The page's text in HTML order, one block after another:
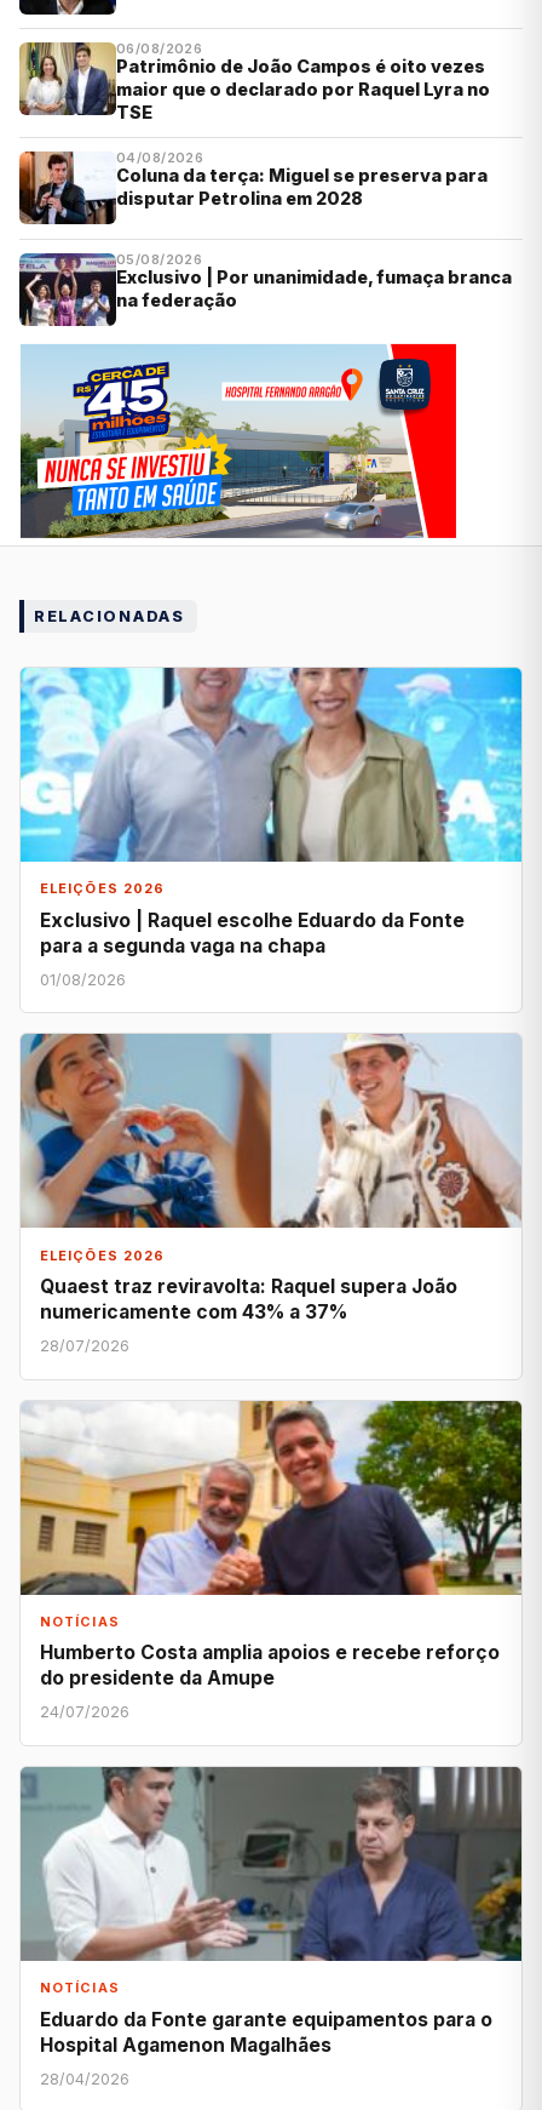
06/08/2026
Patrimônio de João Campos é oito vezes
maior que o declarado por Raquel Lyra no
TSE
04/08/2026
Coluna da terça: Miguel se preserva para
disputar Petrolina em 2028
05/08/2026
Exclusivo | Por unanimidade, fumaça branca
na federação
RELACIONADAS
ELEIÇÕES 2026
Exclusivo | Raquel escolhe Eduardo da Fonte
para a segunda vaga na chapa
01/08/2026
ELEIÇÕES 2026
Quaest traz reviravolta: Raquel supera João
numericamente com 43% a 37%
28/07/2026
NOTÍCIAS
Humberto Costa amplia apoios e recebe reforço
do presidente da Amupe
24/07/2026
NOTÍCIAS
Eduardo da Fonte garante equipamentos para o
Hospital Agamenon Magalhães
28/04/2026